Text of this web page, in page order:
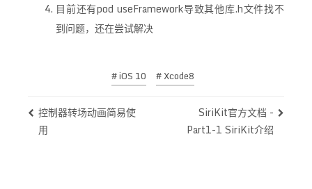
目前还有pod useFramework导致其他库.h文件找不
到问题，还在尝试解决
# iOS 10 # Xcode8
控制器转场动画简易使
用
SiriKit官方文档 -
Part1-1 SiriKit介绍